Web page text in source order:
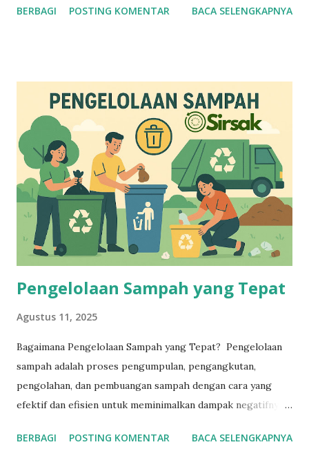
Pertimbangan untuk Penjual Kualitas Kardus : Pastikan
dan kualitas kardus. Jumlah dan Berat : Pastikan jumlah dan
berat kardus yang dijual sesuai dengan kebutuhan pembeli.
Kemasan dan Pengiriman : Pertimbangkan biaya dan cara
pengiriman kardus bekas ke pembeli. Pertimbangan untuk
Pembeli / Pengepul Kualitas Kardus : Periksa kualitas
kardus bekas yang dibeli untuk memastikan sesuai dengan
kebutuhan. Harga yang Wajar : Pastikan harga kardus bekas
yang dibeli wajar dan sesuai dengan kualitas. Jumlah dan
Berat : Pastikan jumlah dan berat kardus...
BERBAGI POSTING KOMENTAR BACA SELENGKAPNYA
Pengelolaan Sampah yang Tepat
Agustus 11, 2025
Bagaimana Pengelolaan Sampah yang Tepat? Pengelolaan
sampah adalah proses pengumpulan, pengangkutan,
pengolahan, dan pembuangan sampah dengan cara yang
efektif dan efisien untuk meminimalkan dampak negatifnya
Sampah Tujuan Pengelolaan Sampah Mengurangi volume
BERBAGI POSTING KOMENTAR BACA SELENGKAPNYA